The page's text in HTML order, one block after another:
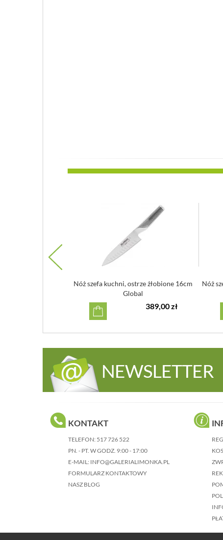
Nóż szefa kuchni, ostrze żłobione 16cm
Global
389,00 zł
Nóż
NEWSLETTER
KONTAKT
TELEFON: 517 726 522
PN. - PT. W GODZ. 9:00 - 17:00
E-MAIL: INFO@GALERIALIMONKA.PL
FORMULARZ KONTAKTOWY
NASZ BLOG